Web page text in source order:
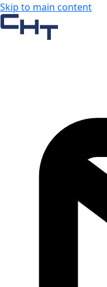
Skip to main content